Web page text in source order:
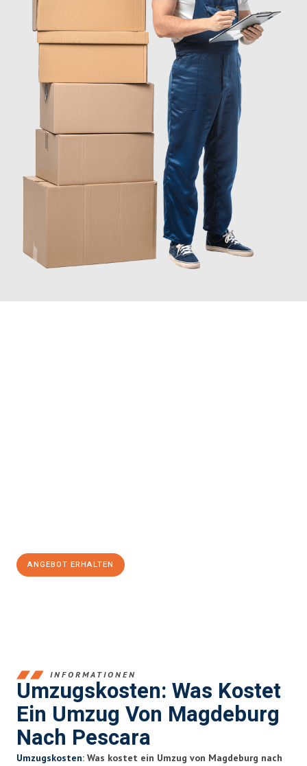
ANGEBOT ERHALTEN
INFORMATIONEN
Umzugskosten: Was Kostet
Ein Umzug Von Magdeburg
Nach Pescara
Umzugskosten: Was kostet ein Umzug von Magdeburg nach